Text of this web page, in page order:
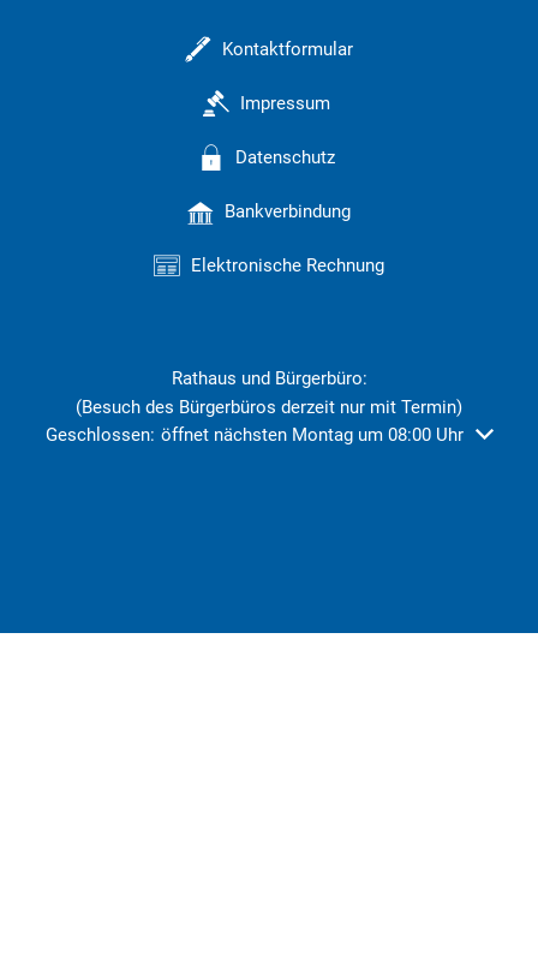
Kontaktformular
Impressum
Datenschutz
Bankverbindung
Elektronische Rechnung
Rathaus und Bürgerbüro:
(Besuch des Bürgerbüros derzeit nur mit Termin)
Klicken, um weitere Öffnungs- oder Schließzeiten
Geschlossen: öffnet nächsten Montag um 08:00 Uhr